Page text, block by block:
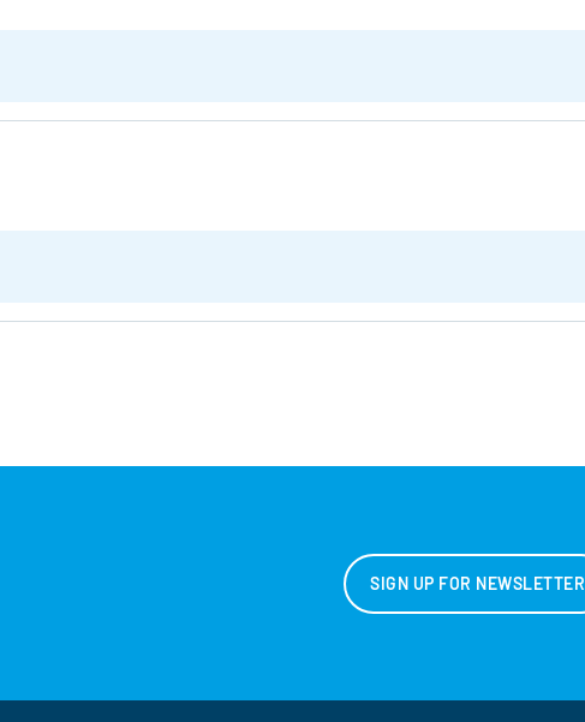
SIGN UP FOR NEWSLETTER